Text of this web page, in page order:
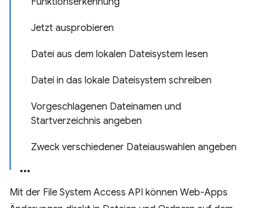
Jetzt ausprobieren
Datei aus dem lokalen Dateisystem lesen
Datei in das lokale Dateisystem schreiben
Vorgeschlagenen Dateinamen und
Startverzeichnis angeben
Zweck verschiedener Dateiauswahlen angeben
Mit der File System Access API können Web-Apps